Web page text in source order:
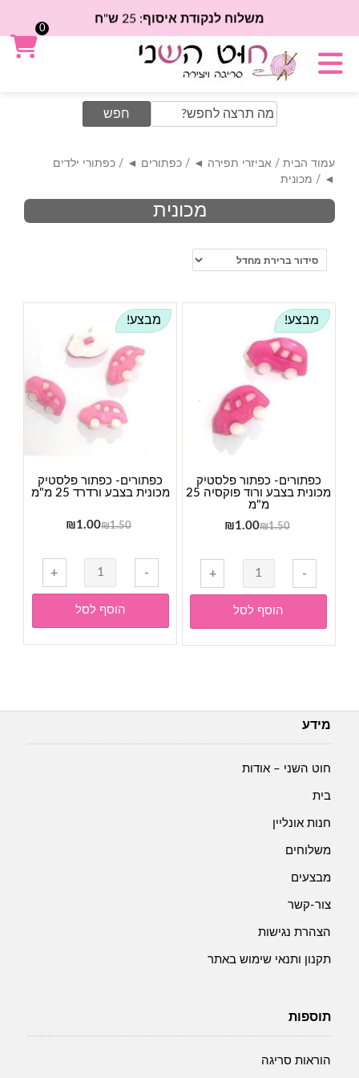
משלוח לנקודת איסוף: 25 ש"ח
Search
for:
עמוד הבית / אביזרי תפירה ◄ / כפתורים ◄ / כפתורי ילדים
◄ / מכונית
מכונית
מבצע!
כפתורים- כפתור פלסטיק
מכונית בצבע ורוד פוקסיה 25
מ"מ
₪1.50
המחיר
היה:
₪1.50.
₪1.00
הוא:
₪1.00.
-
כמות
של
כפתורים-
כפתור
פלסטיק
25
+
הוסף לסל
מבצע!
כפתורים- כפתור פלסטיק
מכונית בצבע ורדרד 25 מ"מ
₪1.50
המחיר
היה:
₪1.50.
₪1.00
המחיר
הוא:
₪1.00.
-
כמות
של
כפתורים-
כפתור
פלסטיק
+
הוסף לסל
מידע
חוט השני – אודות
בית
חנות אונליין
משלוחים
מבצעים
צור-קשר
הצהרת נגישות
תקנון ותנאי שימוש באתר
תוספות
הוראות סריגה
0